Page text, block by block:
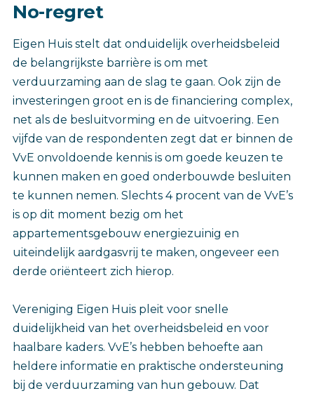
No-regret
Eigen Huis stelt dat onduidelijk overheidsbeleid
de belangrijkste barrière is om met
verduurzaming aan de slag te gaan. Ook zijn de
investeringen groot en is de financiering complex,
net als de besluitvorming en de uitvoering. Een
vijfde van de respondenten zegt dat er binnen de
VvE onvoldoende kennis is om goede keuzen te
kunnen maken en goed onderbouwde besluiten
te kunnen nemen. Slechts 4 procent van de VvE’s
is op dit moment bezig om het
appartementsgebouw energiezuinig en
uiteindelijk aardgasvrij te maken, ongeveer een
derde oriënteert zich hierop.
Vereniging Eigen Huis pleit voor snelle
duidelijkheid van het overheidsbeleid en voor
haalbare kaders. VvE’s hebben behoefte aan
heldere informatie en praktische ondersteuning
bij de verduurzaming van hun gebouw. Dat